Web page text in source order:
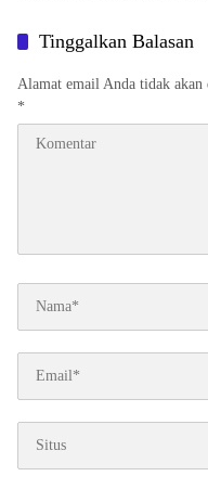
Tinggalkan Balasan
Alamat email Anda tidak akan
*